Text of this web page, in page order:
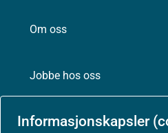
Informasjonskapsler
Om oss
Jobbe hos oss
Kontakt oss